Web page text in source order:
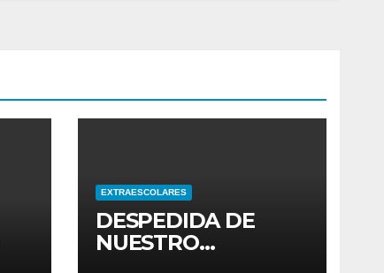
EXTRAESCOLARES
DESPEDIDA DE
NUESTRO